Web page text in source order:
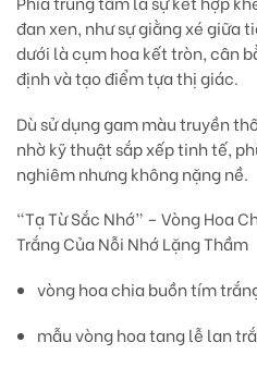
đan xen, như sự giằng xé giữa
dưới là cụm hoa kết tròn, cân
định và tạo điểm tựa thị giác.
Dù sử dụng gam màu truyền
nhờ kỹ thuật sắp xếp tinh tế,
nghiêm nhưng không nặng nề.
“Tạ Từ Sắc Nhớ” – Vòng Hoa
Trắng Của Nỗi Nhớ Lặng Thầm
vòng hoa chia buồn tím
mẫu vòng hoa tang lễ lan